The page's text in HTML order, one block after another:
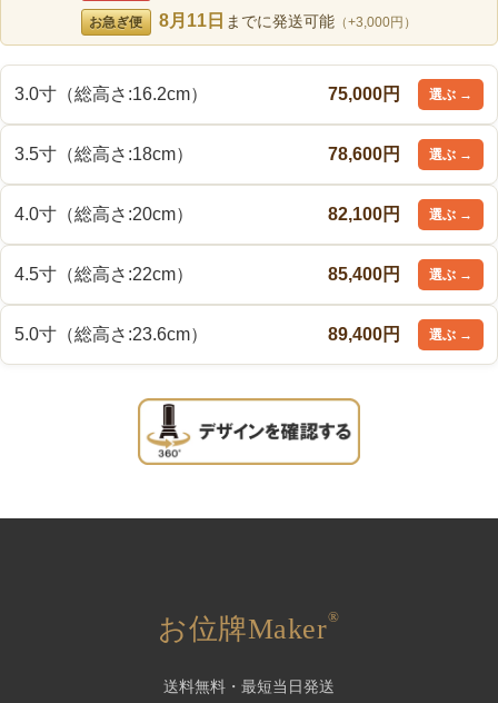
お急ぎ便 8月11日 までに発送可能 （+3,000円）
3.0寸（総高さ:16.2cm） 75,000円
3.5寸（総高さ:18cm） 78,600円
4.0寸（総高さ:20cm） 82,100円
4.5寸（総高さ:22cm） 85,400円
5.0寸（総高さ:23.6cm） 89,400円
お位牌Maker®
送料無料・最短当日発送